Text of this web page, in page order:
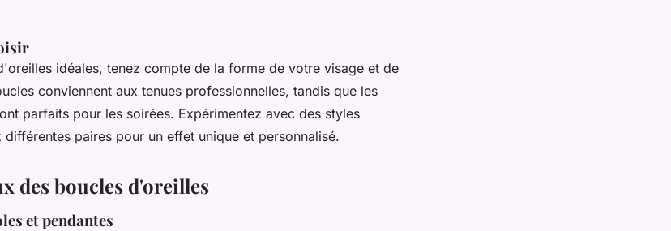
idéales, tenez compte de la forme de votre visage et de
conviennent aux tenues professionnelles, tandis que les
parfaits pour les soirées. Expérimentez avec des styles
paires pour un effet unique et personnalisé.
des boucles d'oreilles
et pendantes